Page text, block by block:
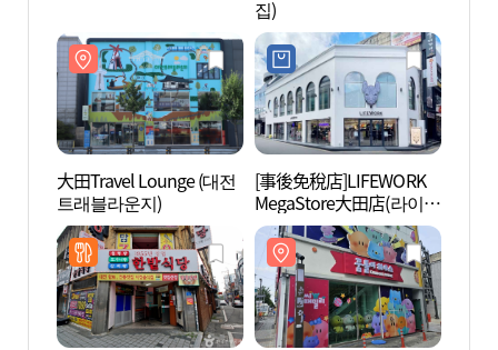
집)
大田Travel Lounge (대전
트래블라운지)
[事後免稅店]LIFEWORK
MegaStore大田店(라이프
워크 메가스토어 대전점)